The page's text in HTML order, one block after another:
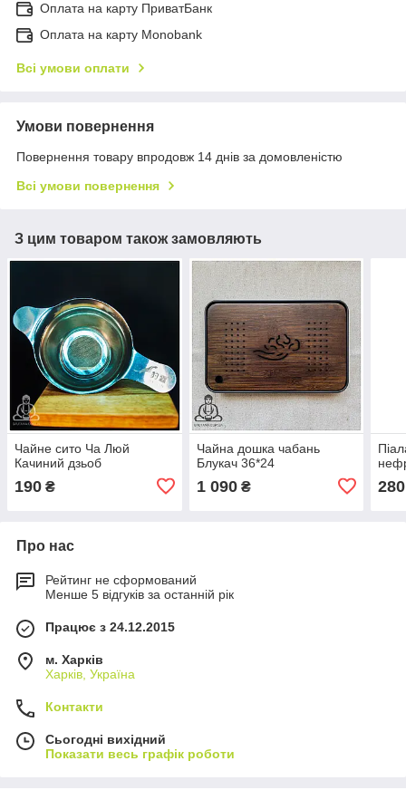
Оплата на карту ПриватБанк
Оплата на карту Monobank
Всі умови оплати
Умови повернення
Повернення товару впродовж 14 днів за домовленістю
Всі умови повернення
З цим товаром також замовляють
Чайне сито Ча Люй
Качиний дзьоб
190 ₴
Чайна дошка чабань
Блукач 36*24
1 090₴ 280
Про нас
Рейтинг не сформований
Менше 5 відгуків за останній рік
Працює з 24.12.2015
м. Харків
Харків, Україна
Контакти
Сьогодні вихідний
Показати весь графік роботи